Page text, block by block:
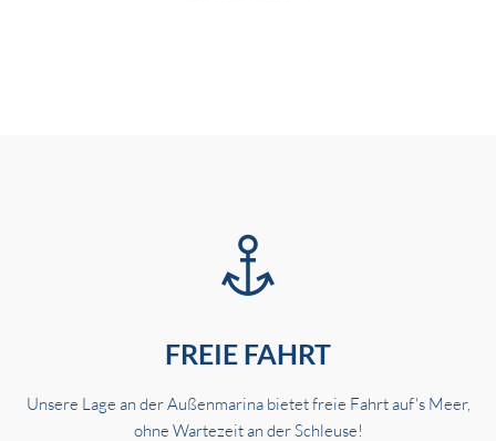
FREIE FAHRT
Unsere Lage an der Außenmarina bietet freie Fahrt auf's Meer,
ohne Wartezeit an der Schleuse!